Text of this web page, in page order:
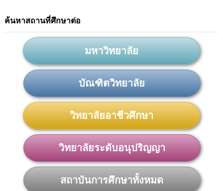
ค้นหาสถานที่ศึกษาต่อ
มหาวิทยาลัย
บัณฑิตวิทยาลัย
วิทยาลัยอาชีวศึกษา
วิทยาลัยระดับอนุปริญญา
สถาบันการศึกษาทั้งหมด